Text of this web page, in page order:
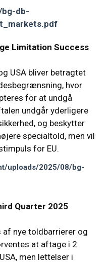
db-
Limitation Success
USA bliver betragtet
hvor
for at undgå
undgår yderligere
og beskytter
specialtold, men vil
for EU.
uploads/2025/08/bg-
Quarter 2025
nye toldbarrierer og
at aftage i 2.
men lettelser i